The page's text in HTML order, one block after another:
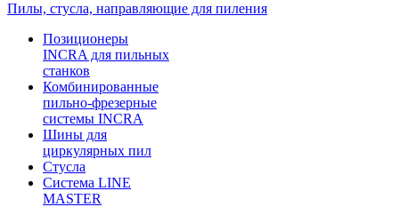
Пилы, стусла, направляющие для пиления
Позиционеры
INCRA для пильных
станков
Комбинированные
пильно-фрезерные
системы INCRA
Шины для
циркулярных пил
Стусла
Система LINE
MASTER